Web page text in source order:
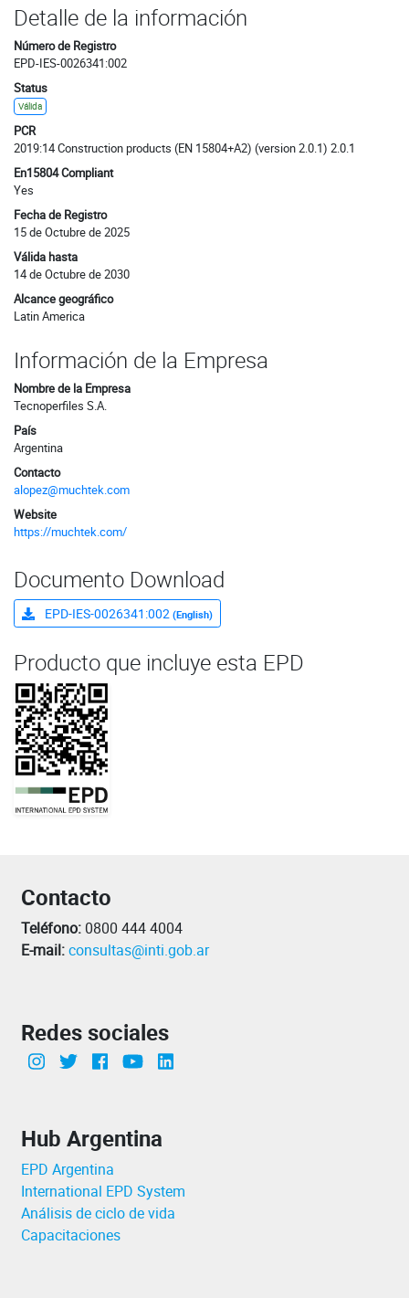
Detalle de la información
Número de Registro
EPD-IES-0026341:002
Status
Válida
PCR
2019:14 Construction products (EN 15804+A2) (version 2.0.1) 2.0.1
En15804 Compliant
Yes
Fecha de Registro
15 de Octubre de 2025
Válida hasta
14 de Octubre de 2030
Alcance geográfico
Latin America
Información de la Empresa
Nombre de la Empresa
Tecnoperfiles S.A.
País
Argentina
Contacto
alopez@muchtek.com
Website
https://muchtek.com/
Documento Download
EPD-IES-0026341:002 (English)
Producto que incluye esta EPD
Contacto
Teléfono: 0800 444 4004
E-mail:consultas@inti.gob.ar
Redes sociales
Instagram
Twitter Facebookcanal Youtube INTI
Hub Argentina
EPD Argentina
International EPD System
Análisis de ciclo de vida
Capacitaciones